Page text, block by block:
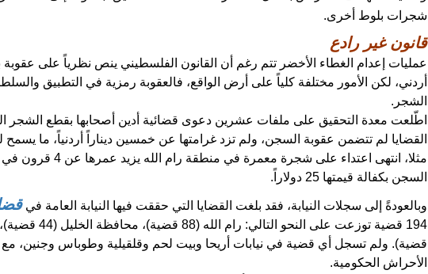
شجرات بلوط أخرى.
قانون غير رادع
عمليات إعدام الغطاء الأخضر تتم رغم أن القانون الفلسطيني ينص نظرياً على
أردني، لكن الأمور مختلفة كلياً على أرض الواقع، فالعقوبة رمزية في التطبيق
الشجر.
اطّلعت معدة التحقيق على ملفات عشرين دعوى قضائية أدين أصحابها بقطع الشجر
القضايا لم تتضمن عقوبة السجن، ولم تزد غرامتها عن خمسين ديناراً أردنياً، ما يسمح
مثلا، انتهى اعتداء
السجن بكفالة قيمتها 25 دولاراً.
وبالعودةً إلى سجلات النيابة، فقد بلغت القضايا التي حققت فيها النيابة العامة في
قضية). ولم تسجل أي قضية في نيابات أريحا وبيت لحم وقلقيلية وطوباس وجنين، مع
الأحراش الحكومية.